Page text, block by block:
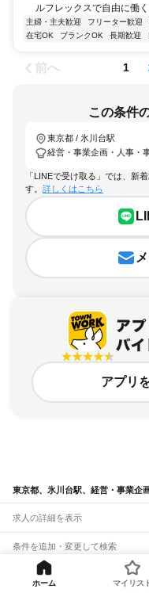
ルフレックスで自由に働
主婦・主夫歓迎 フリーター歓迎
在宅OK
ブランクOK 長期歓迎
前へ 1
この条件
東京都 / 氷川台駅
経営・事業企画・人事・
「LINEで受け取る」では、新
す。 詳しくはこちら
アプリ
東京都、氷川台駅、経営・事業企
求人の詳細を表示
条件を追加・変更して検索
市区町村を追加・変更
関連キーワード
ホーム マイリス